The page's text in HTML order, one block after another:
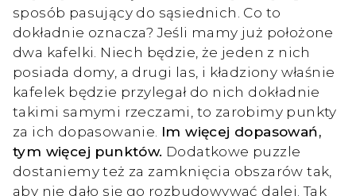
sposób pasujący do sąsiednich. Co to
dokładnie oznacza? Jeśli mamy już położone
dwa kafelki. Niech będzie, że jeden z nich
posiada domy, a drugi las, i kładziony właśnie
kafelek będzie przylegał do nich dokładnie
takimi samymi rzeczami, to zarobimy punkty
za ich dopasowanie. Im więcej dopasowań,
tym więcej punktów. Dodatkowe puzzle
dostaniemy też za zamknięcia obszarów tak,
aby nie dało się go rozbudowywać dalej. Tak